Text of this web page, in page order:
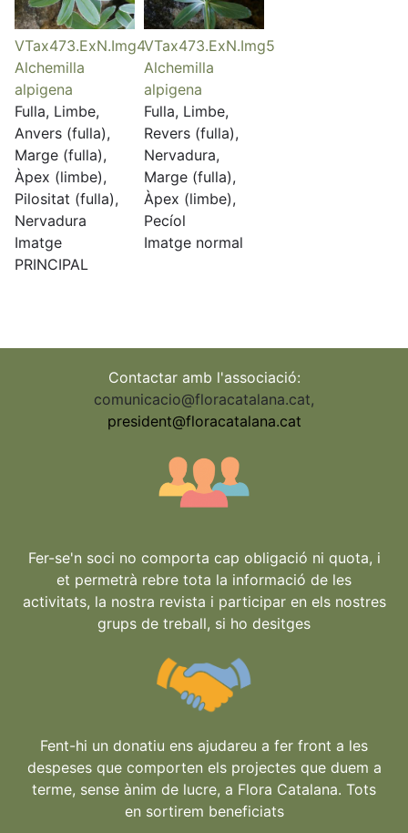
VTax473.ExN.Img4
Alchemilla
alpigena
Fulla, Limbe,
Anvers (fulla),
Marge (fulla),
Àpex (limbe),
Pilositat (fulla),
Nervadura
Imatge
PRINCIPAL
VTax473.ExN.Img5
Alchemilla
alpigena
Fulla, Limbe,
Revers (fulla),
Nervadura,
Marge (fulla),
Àpex (limbe),
Pecíol
Imatge normal
Contactar amb l'associació:
comunicacio@floracatalana.cat,
president@floracatalana.cat
Fer-se'n soci no comporta cap obligació ni quota, i
et permetrà rebre tota la informació de les
activitats, la nostra revista i participar en els nostres
grups de treball, si ho desitges
Fent-hi un donatiu ens ajudareu a fer front a les
despeses que comporten els projectes que duem a
terme, sense ànim de lucre, a Flora Catalana. Tots
en sortirem beneficiats